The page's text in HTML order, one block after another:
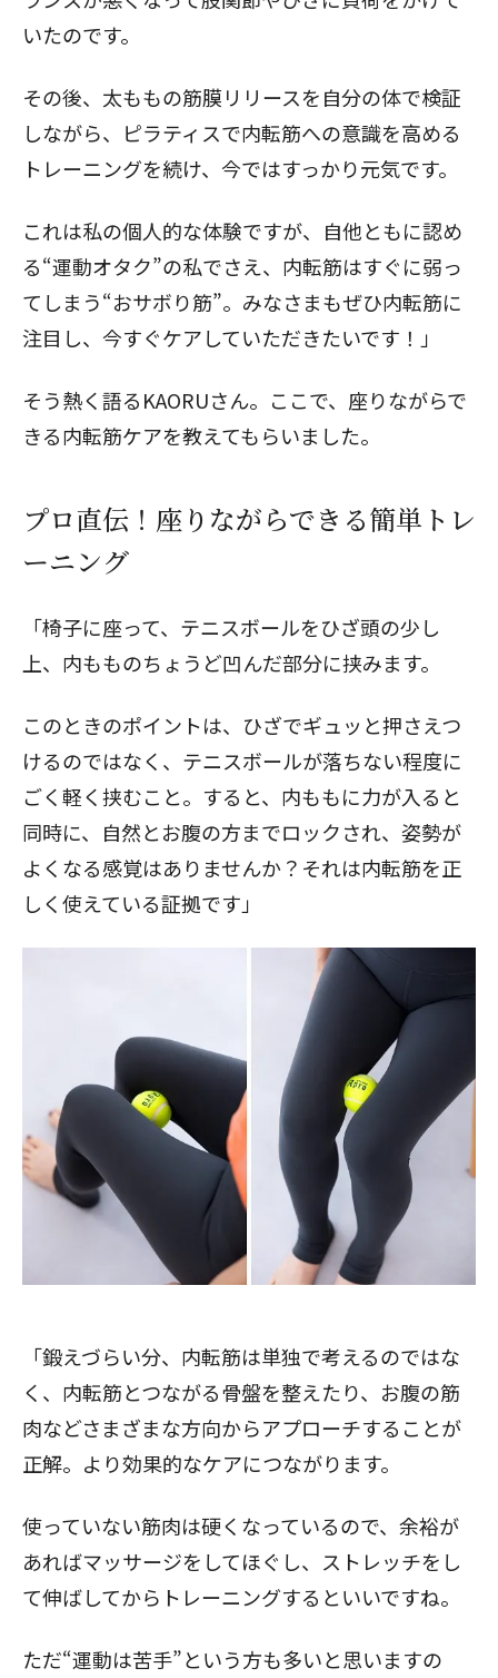
いたのです。
その後、太ももの筋膜リリースを自分の体で検証
しながら、ピラティスで内転筋への意識を高める
トレーニングを続け、今ではすっかり元気です。
これは私の個人的な体験ですが、自他ともに認め
る“運動オタク”の私でさえ、内転筋はすぐに弱っ
てしまう“おサボり筋”。みなさまもぜひ内転筋に
注目し、今すぐケアしていただきたいです！」
そう熱く語るKAORUさん。ここで、座りながらで
きる内転筋ケアを教えてもらいました。
プロ直伝！座りながらできる簡単トレ
ーニング
「椅子に座って、テニスボールをひざ頭の少し
上、内もものちょうど凹んだ部分に挟みます。
このときのポイントは、ひざでギュッと押さえつ
けるのではなく、テニスボールが落ちない程度に
ごく軽く挟むこと。すると、内ももに力が入ると
同時に、自然とお腹の方までロックされ、姿勢が
よくなる感覚はありませんか？それは内転筋を正
しく使えている証拠です」
「鍛えづらい分、内転筋は単独で考えるのではな
く、内転筋とつながる骨盤を整えたり、お腹の筋
肉などさまざまな方向からアプローチすることが
正解。より効果的なケアにつながります。
使っていない筋肉は硬くなっているので、余裕が
あればマッサージをしてほぐし、ストレッチをし
て伸ばしてからトレーニングするといいですね。
ただ“運動は苦手”という方も多いと思いますの
閉じる